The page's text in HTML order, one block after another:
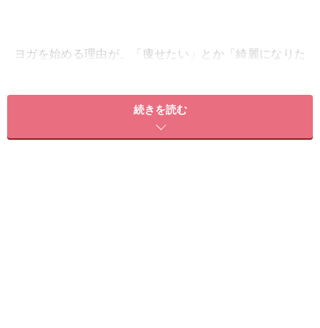
ヨガを始める理由が、「痩せたい」とか「綺麗になりた
ん。女性にとって綺麗でいることはとても重要。どんど
ん外見を磨いていきましょう！
続きを読む